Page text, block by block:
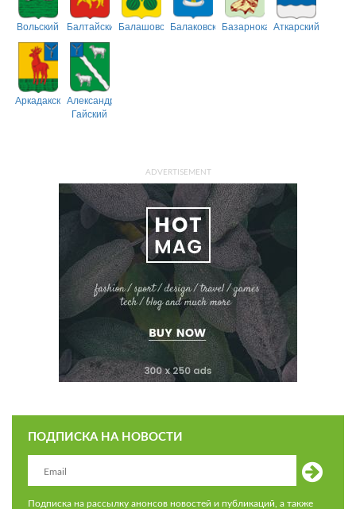
Вольский БалтайскийБалашовскийБалаковскийБазарнокарабулакский
Аткарский
АркадакскийАлександрово-
Гайский
ADVERTISEMENT
ПОДПИСКА НА НОВОСТИ
Подписка на рассылку анонсов новостей и публикаций, а также